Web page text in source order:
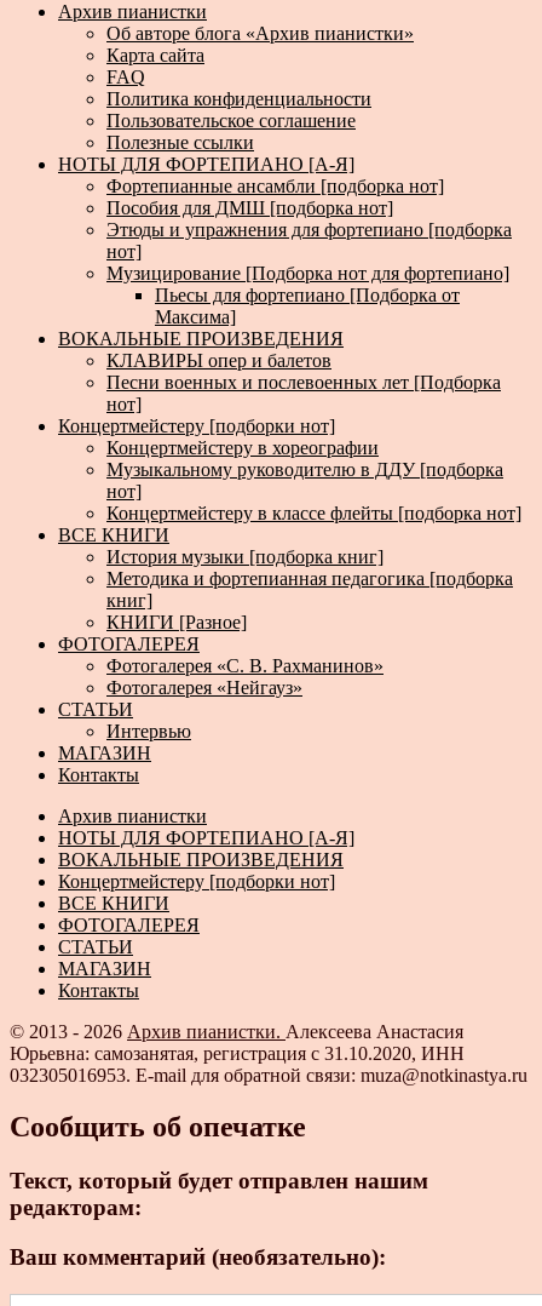
Архив пианистки
Об авторе блога «Архив пианистки»
Карта сайта
FAQ
Политика конфиденциальности
Пользовательское соглашение
Полезные ссылки
НОТЫ ДЛЯ ФОРТЕПИАНО [А-Я]
Фортепианные ансамбли [подборка нот]
Пособия для ДМШ [подборка нот]
Этюды и упражнения для фортепиано [подборка
нот]
Музицирование [Подборка нот для фортепиано]
Пьесы для фортепиано [Подборка от
Максима]
ВОКАЛЬНЫЕ ПРОИЗВЕДЕНИЯ
КЛАВИРЫ опер и балетов
Песни военных и послевоенных лет [Подборка
нот]
Концертмейстеру [подборки нот]
Концертмейстеру в хореографии
Музыкальному руководителю в ДДУ [подборка
нот]
Концертмейстеру в классе флейты [подборка нот]
ВСЕ КНИГИ
История музыки [подборка книг]
Методика и фортепианная педагогика [подборка
книг]
КНИГИ [Разное]
ФОТОГАЛЕРЕЯ
Фотогалерея «С. В. Рахманинов»
Фотогалерея «Нейгауз»
СТАТЬИ
Интервью
МАГАЗИН
Контакты
Архив пианистки
НОТЫ ДЛЯ ФОРТЕПИАНО [А-Я]
ВОКАЛЬНЫЕ ПРОИЗВЕДЕНИЯ
Концертмейстеру [подборки нот]
ВСЕ КНИГИ
ФОТОГАЛЕРЕЯ
СТАТЬИ
МАГАЗИН
Контакты
© 2013 - 2026 Архив пианистки. Алексеева Анастасия
Юрьевна: самозанятая, регистрация с 31.10.2020, ИНН
032305016953. E-mail для обратной связи: muza@notkinastya.ru
Сообщить об опечатке
Текст, который будет отправлен нашим
редакторам:
Ваш комментарий (необязательно):